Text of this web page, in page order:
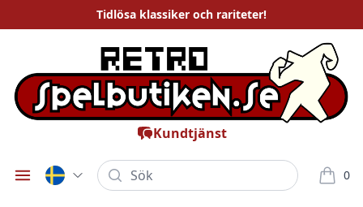
Tidlösa klassiker och rariteter!
Kundtjänst
Öppna meny
Sök 0
varor i